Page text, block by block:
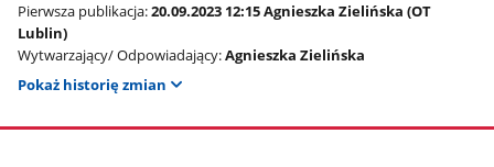
Pierwsza publikacja:20.09.2023 12:15 Agnieszka Zielińska (OT
Lublin)
Wytwarzający/ Odpowiadający:Agnieszka Zielińska
Pokaż historię zmian